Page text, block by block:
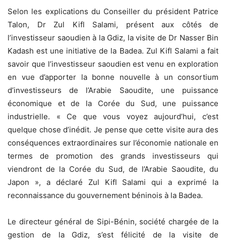
Selon les explications du Conseiller du président Patrice
Talon, Dr Zul Kifl Salami, présent aux côtés de
l’investisseur saoudien à la Gdiz, la visite de Dr Nasser Bin
Kadash est une initiative de la Badea. Zul Kifl Salami a fait
savoir que l’investisseur saoudien est venu en exploration
en vue d’apporter la bonne nouvelle à un consortium
d’investisseurs de l’Arabie Saoudite, une puissance
économique et de la Corée du Sud, une puissance
industrielle. « Ce que vous voyez aujourd’hui, c’est
quelque chose d’inédit. Je pense que cette visite aura des
conséquences extraordinaires sur l’économie nationale en
termes de promotion des grands investisseurs qui
viendront de la Corée du Sud, de l’Arabie Saoudite, du
Japon », a déclaré Zul Kifl Salami qui a exprimé la
reconnaissance du gouvernement béninois à la Badea.
Le directeur général de Sipi-Bénin, société chargée de la
gestion de la Gdiz, s’est félicité de la visite de